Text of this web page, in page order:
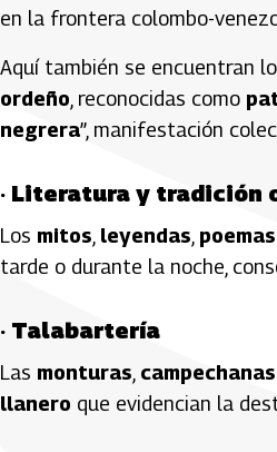
en la frontera colombo-
Aquí también se encuentran
ordeño , reconocidas como
negrera”, manifestación
· Literatura y tradición
Los mitos leyendas poemas
tarde o durante la noche,
· Talabartería
Las monturas campechanas
llanero que evidencian la